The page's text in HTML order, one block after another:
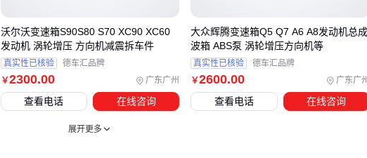
五、这些操作习惯能让变速箱多用三年
12档变速箱的寿命很大程度上取决于日常使用方式。冷启动时
应该先空挡运行，待油温上升后再挂挡行驶，这对冬季作业的
坡道起步时建议使用辅助制动。
￥2300.00 广东广州
沃尔沃变速箱S90S80 S70 XC90 XC60
发动机 涡轮增压 方向机减震拆车件
真实性已核验 德车汇品牌
查看电话 在线咨询
￥2600.00 广东广
大众辉腾变速箱Q5 Q7 A6 A8发动机总
波箱 ABS泵 涡轮增压方向机等
真实性已核验 德车汇品牌
查看电话 在线咨询
展开更多